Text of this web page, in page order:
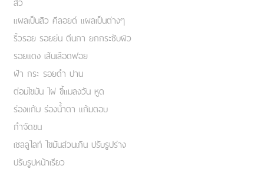
แผลเป็นสิว คีลอยด์ แผลเป็นต่างๆ
ริ้วรอย รอยย่น ตีนกา ยกกระชับผิว
รอยแดง เส้นเลือดฟอย
ฝ้า กระ รอยดำ ปาน
ต่อมไขมัน ไฝ ขี้แมลงวัน หูด
ร่องแก้ม ร่องน้ำตา แก้มตอบ
กำจัดขน
เชลลูไลท์ ไขมันส่วนเกิน ปรับรูปร่าง
ปรับรูปหน้าเรียว